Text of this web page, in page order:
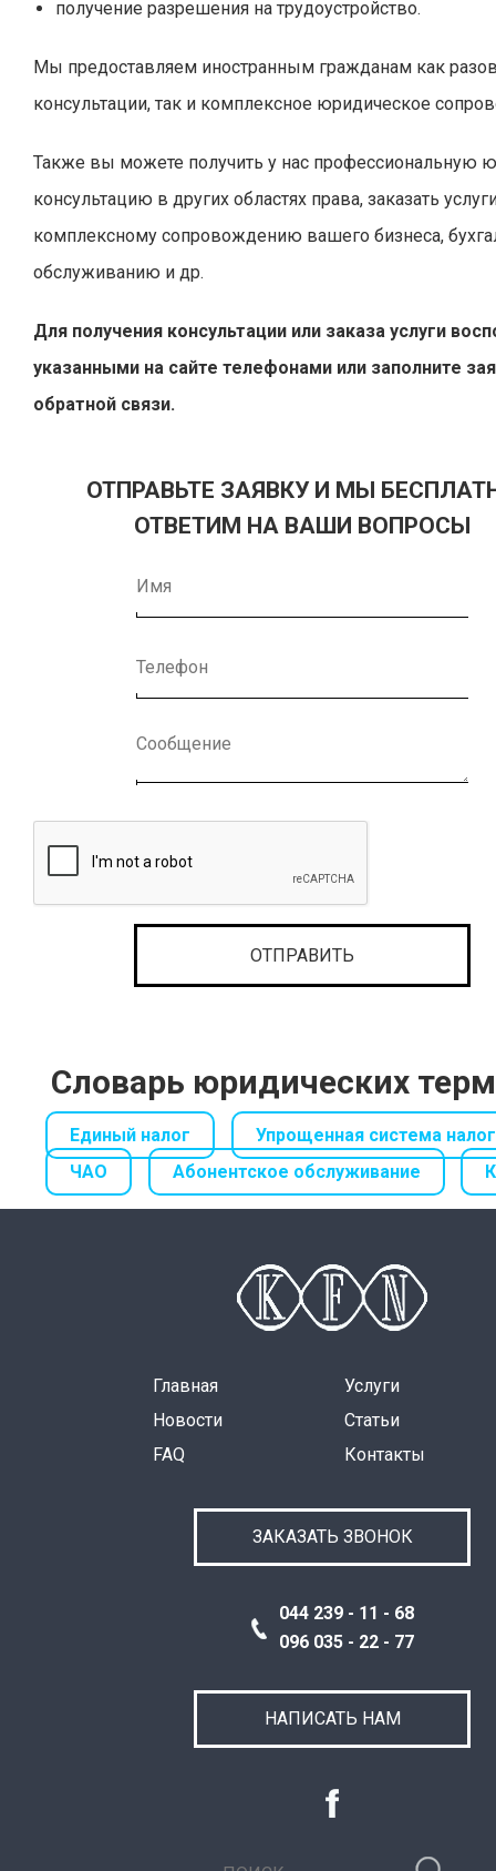
получение разрешения на трудоустройство.
Мы предоставляем иностранным гражданам как
консультации, так и комплексное юридическое
Также вы можете получить у нас профессиональную
консультацию в других областях права, заказать
комплексному сопровождению вашего бизнеса,
обслуживанию и др.
Для получения консультации или заказа услуги
указанными на сайте телефонами или заполните
обратной связи.
ОТПРАВЬТЕ ЗАЯВКУ И МЫ
ОТВЕТИМ НА ВАШИ ВОПРОСЫ
Словарь юридических
Единый налог
Упрощенная система
ЧАО
Абонентское обслуживание
Главная
Услуги
Новости
Статьи
FAQ
Контакты
ЗАКАЗАТЬ ЗВОНОК
044 239 - 11 - 68
096 035 - 22 - 77
НАПИСАТЬ НАМ